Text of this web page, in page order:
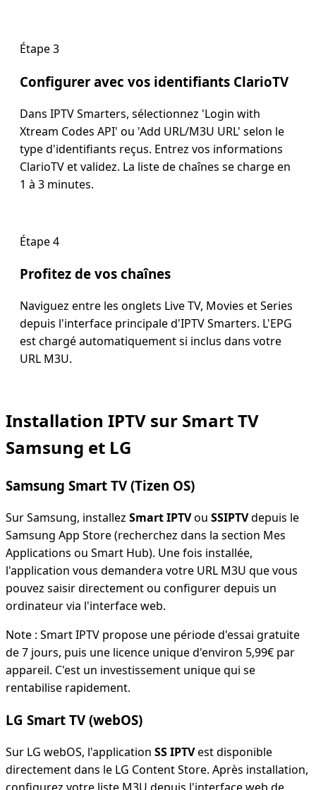
Étape 3
Configurer avec vos identifiants ClarioTV
Dans IPTV Smarters, sélectionnez 'Login with
Xtream Codes API' ou 'Add URL/M3U URL' selon le
type d'identifiants reçus. Entrez vos informations
ClarioTV et validez. La liste de chaînes se charge en
1 à 3 minutes.
Étape 4
Profitez de vos chaînes
Naviguez entre les onglets Live TV, Movies et Series
depuis l'interface principale d'IPTV Smarters. L'EPG
est chargé automatiquement si inclus dans votre
URL M3U.
Installation IPTV sur Smart TV
Samsung et LG
Samsung Smart TV (Tizen OS)
Sur Samsung, installez Smart IPTVou SSIPTVdepuis le
Samsung App Store (recherchez dans la section Mes
Applications ou Smart Hub). Une fois installée,
l'application vous demandera votre URL M3U que vous
pouvez saisir directement ou configurer depuis un
ordinateur via l'interface web.
Note : Smart IPTV propose une période d'essai gratuite
de 7 jours, puis une licence unique d'environ 5,99€ par
appareil. C'est un investissement unique qui se
rentabilise rapidement.
LG Smart TV (webOS)
Sur LG webOS, l'application SS IPTVest disponible
directement dans le LG Content Store. Après installation,